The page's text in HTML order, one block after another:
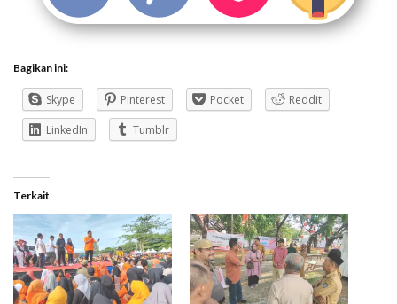
Bagikan ini:
Skype Pinterest Pocket
Reddit
LinkedIn
Tumblr
Terkait